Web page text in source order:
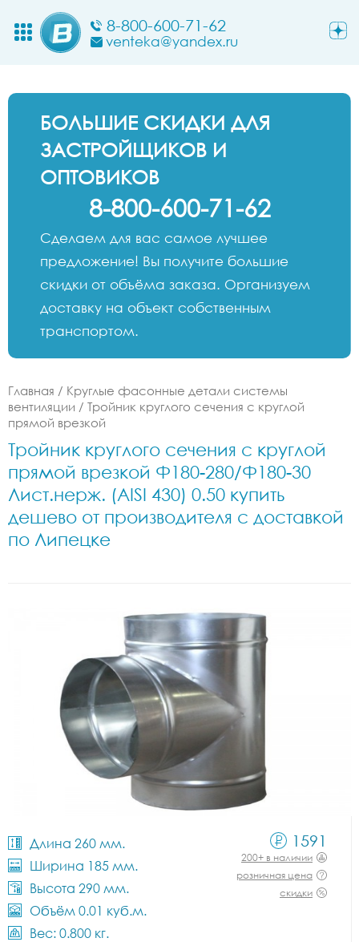
8-800-600-71-62
venteka@yandex.ru
БОЛЬШИЕ СКИДКИ ДЛЯ
ЗАСТРОЙЩИКОВ И
ОПТОВИКОВ
8-800-600-71-62
Сделаем для вас самое лучшее
предложение! Вы получите большие
скидки от объёма заказа. Организуем
доставку на объект собственным
транспортом.
Главная / Круглые фасонные детали системы
вентиляции / Тройник круглого сечения с круглой
прямой врезкой
Тройник круглого сечения с круглой
прямой врезкой Ф180-280/Ф180-30
Лист.нерж. (AISI 430) 0.50 купить
дешево от производителя с доставкой
по Липецке
Длина 260 мм.
Ширина 185 мм.
Высота 290 мм.
Объём 0.01 куб.м.
Вес: 0.800 кг.
1591
200+ в наличии
розничная цена
скидки